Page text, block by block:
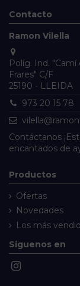
Contacto
Ramon Vilella
Políg. Ind. "Camí
Frares" C/F
25190 - LLEIDA
973 20 15 78
Contáctanos
encantados de
Productos
Ofertas
Novedades
Los más
Síguenos en